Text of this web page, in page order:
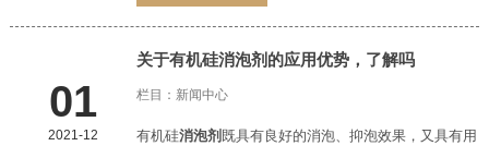
01
2021-12
关于有机硅消泡剂 的应用优势，了解吗
栏目： 新闻中心
有机硅消泡剂 既具有良好的消泡、抑泡效果，又具有用